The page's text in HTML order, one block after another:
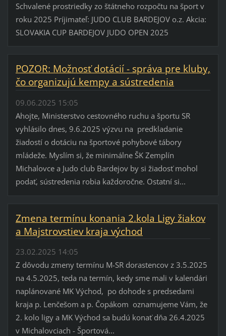
Schvalené prostriedky zo štátneho rozpočtu na šport v
roku 2025 Príjimateľ: JUDO CLUB BARDEJOV o.z. Akcia:
SLOVAKIA CUP BARDEJOV JUDO OPEN 2025
POZOR: Možnosť dotácií - správa pre kluby,
čo organizujú kempy a sústredenia
09.06.2025 15:05
Ahojte, Ministerstvo cestovného ruchu a športu SR
vyhlásilo dnes, 9.6.2025 výzvu na predkladanie
žiadostí o dotáciu na športové pohybové tábory
mládeže. Myslím si, že minimálne ŠK Zemplín
Michalovce a Judo club Bardejov by si žiadosť mohol
podať, sústredenia robia každoročne. Ostatní si...
Zmena termínu konania 2.kola Ligy žiakov
a Majstrovstiev kraja východ
23.02.2025 14:05
Z dôvodu zmeny termínu M-SR dorastencov z 3.5.2025
na 4.5.2025, teda na termín, kedy sme mali v kalendári
naplánované MK Východ, po dohode s predsedami
kraja p. Lenčešom a p. Čopákom oznamujeme Vám, že
2. kolo ligy a MK Východ sa budú konať dňa 26.4.2025
v Michalovciach - Športová...